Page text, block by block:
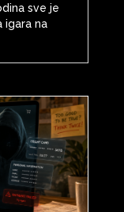
sve je
igara na